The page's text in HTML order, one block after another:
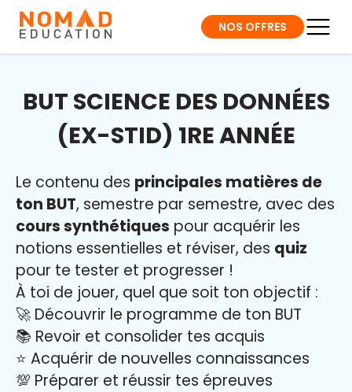
NOS OFFRES
BUT SCIENCE DES DONNÉES
(EX-STID) 1RE ANNÉE
Le contenu des principales matières de
ton BUT, semestre par semestre, avec des
cours synthétiques pour acquérir les
notions essentielles et réviser, des quiz
pour te tester et progresser !
À toi de jouer, quel que soit ton objectif :
🚀 Découvrir le programme de ton BUT
📚 Revoir et consolider tes acquis
⭐️ Acquérir de nouvelles connaissances
💯 Préparer et réussir tes épreuves